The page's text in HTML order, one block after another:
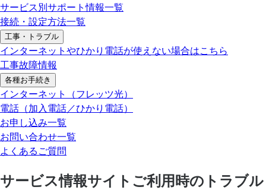
サービス別サポート情報一覧
接続・設定方法一覧
工事・トラブル
インターネットやひかり電話が使えない場合はこちら
工事故障情報
各種お手続き
インターネット（フレッツ光）
電話（加入電話／ひかり電話）
お申し込み一覧
お問い合わせ一覧
よくあるご質問
サービス情報サイトご利用時のトラブル